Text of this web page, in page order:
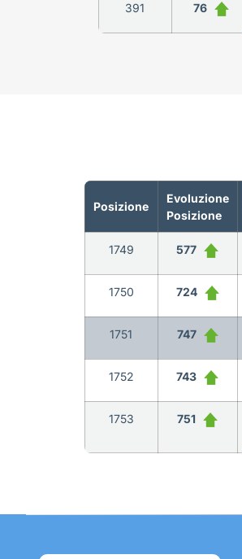
391 76
Posizione
Evoluzione
Posizione
1749 577
1750 724
1751 747
1752 743
1753 751